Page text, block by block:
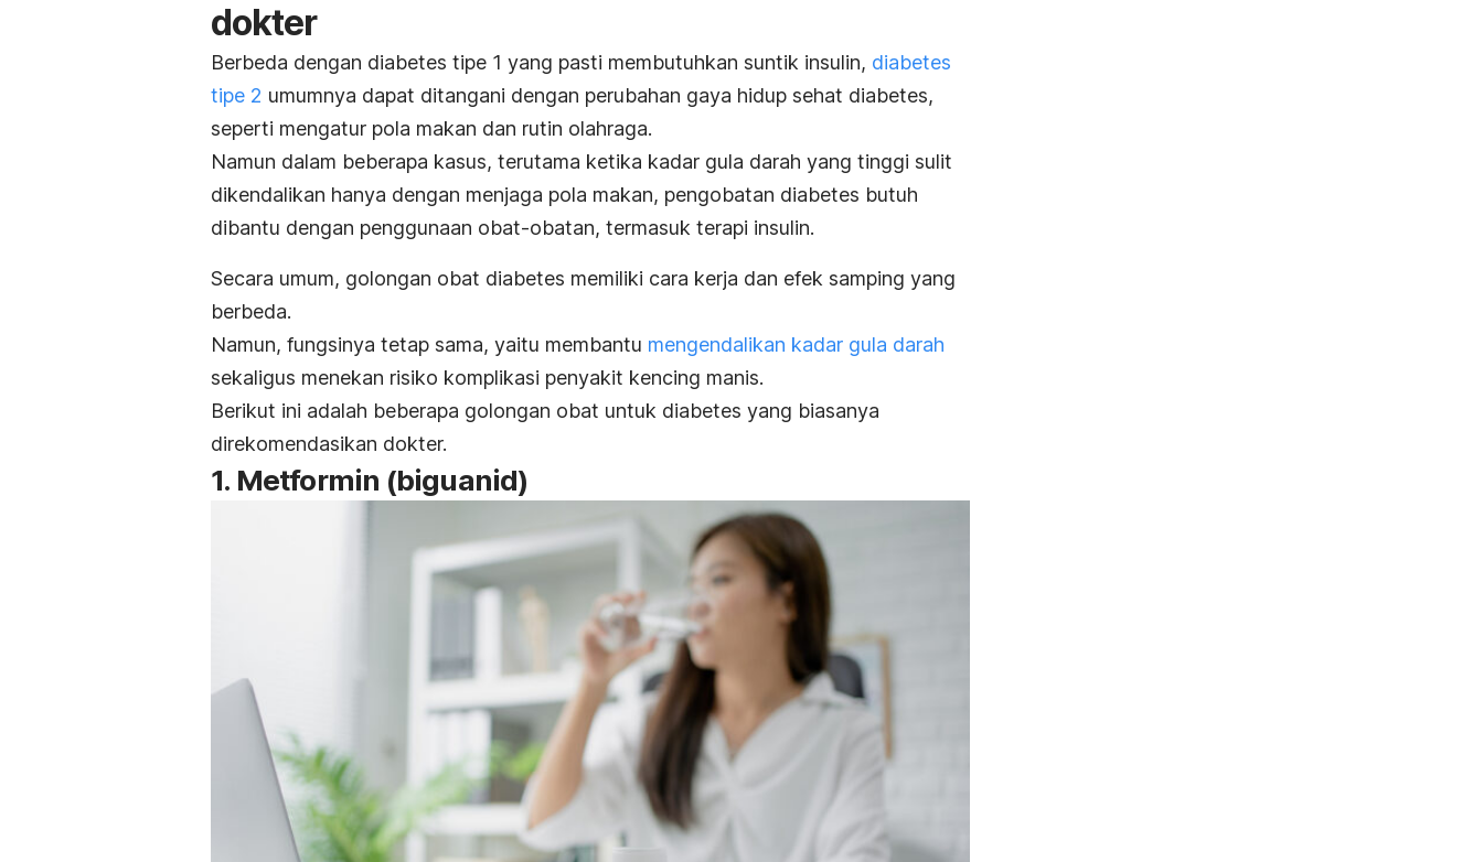
dokter
Berbeda dengan diabetes tipe 1 yang pasti membutuhkan suntik insulin, diabetes
tipe 2 umumnya dapat ditangani dengan perubahan gaya hidup sehat diabetes,
seperti mengatur pola makan dan rutin olahraga.
Namun dalam beberapa kasus, terutama ketika kadar gula darah yang tinggi sulit
dikendalikan hanya dengan menjaga pola makan, pengobatan diabetes butuh
dibantu dengan penggunaan obat-obatan, termasuk terapi insulin.
Secara umum, golongan obat diabetes memiliki cara kerja dan efek samping yang
berbeda.
Namun, fungsinya tetap sama, yaitu membantu mengendalikan kadar gula darah
sekaligus menekan risiko komplikasi penyakit kencing manis.
Berikut ini adalah beberapa golongan obat untuk diabetes yang biasanya
direkomendasikan dokter.
1. Metformin (biguanid)